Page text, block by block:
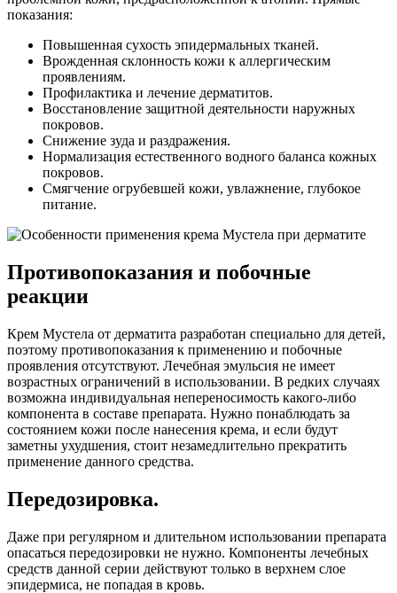
показания:
Повышенная сухость эпидермальных тканей.
Врожденная склонность кожи к аллергическим
проявлениям.
Профилактика и лечение дерматитов.
Восстановление защитной деятельности наружных
покровов.
Снижение зуда и раздражения.
Нормализация естественного водного баланса кожных
покровов.
Смягчение огрубевшей кожи, увлажнение, глубокое
питание.
Противопоказания и побочные
реакции
Крем Мустела от дерматита разработан специально для детей,
поэтому противопоказания к применению и побочные
проявления отсутствуют. Лечебная эмульсия не имеет
возрастных ограничений в использовании. В редких случаях
возможна индивидуальная непереносимость какого-либо
компонента в составе препарата. Нужно понаблюдать за
состоянием кожи после нанесения крема, и если будут
заметны ухудшения, стоит незамедлительно прекратить
применение данного средства.
Передозировка.
Даже при регулярном и длительном использовании препарата
опасаться передозировки не нужно. Компоненты лечебных
средств данной серии действуют только в верхнем слое
эпидермиса, не попадая в кровь.